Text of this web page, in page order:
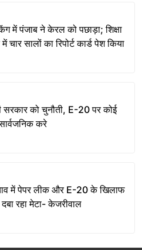
में पंजाब ने केरल को पछाड़ा; शिक्षा
चार सालों का रिपोर्ट कार्ड पेश किया
सरकार को चुनौती, E-20 पर कोई
सार्वजनिक करे
में पेपर लीक और E-20 के खिलाफ
रहा मेटा- केजरीवाल